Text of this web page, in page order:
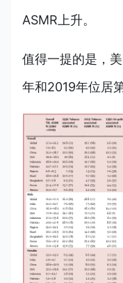
ASMR上升。
值得一提的是，
年和2019年位居第